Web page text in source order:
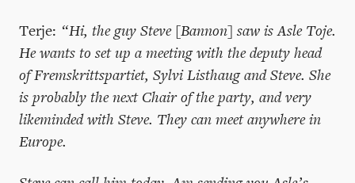
Terje: “Hi, the guy Steve [Bannon] saw is Asle Toje.
He wants to set up a meeting with the deputy head
of Fremskrittspartiet, Sylvi Listhaug and Steve. She
is probably the next Chair of the party, and very
likeminded with Steve. They can meet anywhere in
Europe.